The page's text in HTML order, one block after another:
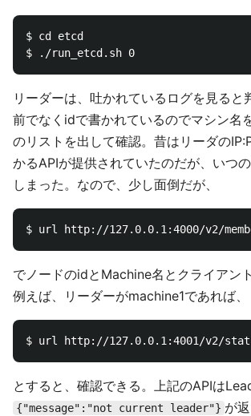
$ cd etcd
リーダーは、吐かれているログを見ると
前でなくidで書かれているのでマシン名
のリストを出して確認。昔はリーダの
かるAPIが提供されていたのだが、いつ
しまった。なので、少し面倒だが、
でノードのidとMachine名とクライアン
例えば、リーダーがmachine1であれば、
とすると、確認できる。上記のAPIは
{"message":"not current leader"} が